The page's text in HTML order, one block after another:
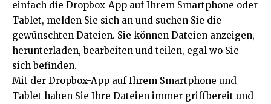
einfach die Dropbox-App auf Ihrem Smartphone oder
Tablet, melden Sie sich an und suchen Sie die
gewünschten Dateien. Sie können Dateien anzeigen,
herunterladen, bearbeiten und teilen, egal wo Sie
sich befinden.
Mit der Dropbox-App auf Ihrem Smartphone und
Tablet haben Sie Ihre Dateien immer griffbereit und